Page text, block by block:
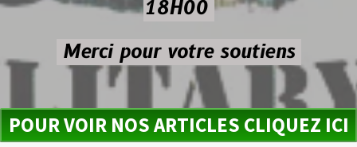
18H00
Merci pour votre soutiens
POUR VOIR NOS ARTICLES CLIQUEZ ICI